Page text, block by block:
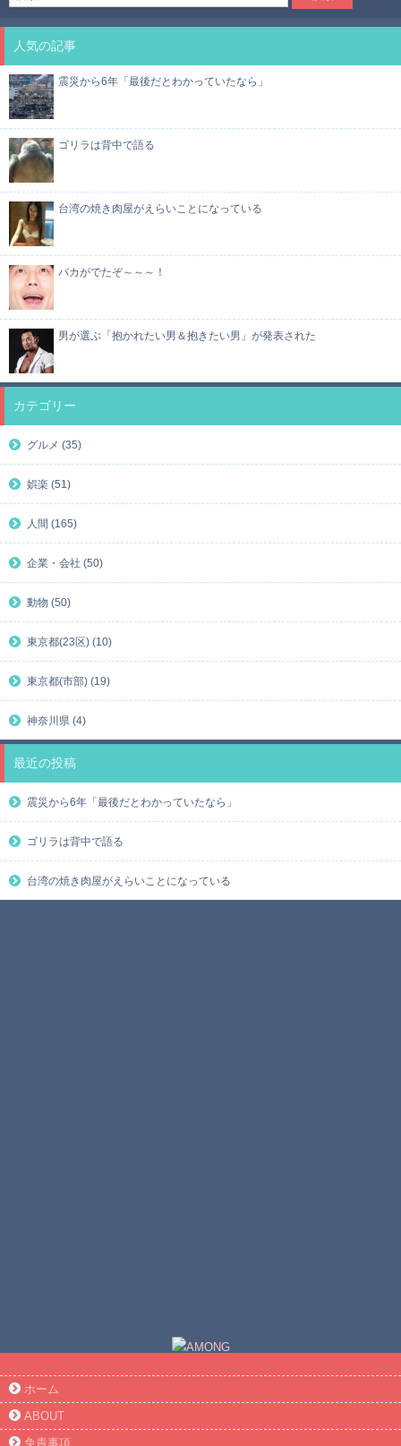
人気の記事
震災から6年「最後だとわかっていたなら」
ゴリラは背中で語る
台湾の焼き肉屋がえらいことになっている
バカがでたぞ～～～！
男が選ぶ「抱かれたい男＆抱きたい男」が発表された
カテゴリー
グルメ (35)
娯楽 (51)
人間 (165)
企業・会社 (50)
動物 (50)
東京都(23区) (10)
東京都(市部) (19)
神奈川県 (4)
最近の投稿
震災から6年「最後だとわかっていたなら」
ゴリラは背中で語る
台湾の焼き肉屋がえらいことになっている
ホーム
ABOUT
免責事項